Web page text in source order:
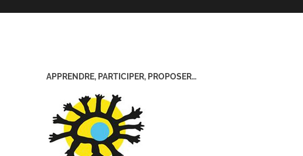
APPRENDRE, PARTICIPER, PROPOSER…